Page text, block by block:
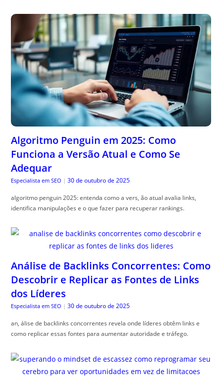
Algoritmo Penguin em 2025: Como
Funciona a Versão Atual e Como Se
Adequar
Especialista em SEO | 30 de outubro de 2025
algoritmo penguin 2025: entenda como a vers, ão atual avalia links,
identifica manipulações e o que fazer para recuperar rankings.
Análise de Backlinks Concorrentes: Como
Descobrir e Replicar as Fontes de Links
dos Líderes
Especialista em SEO | 30 de outubro de 2025
an, álise de backlinks concorrentes revela onde líderes obtêm links e
como replicar essas fontes para aumentar autoridade e tráfego.